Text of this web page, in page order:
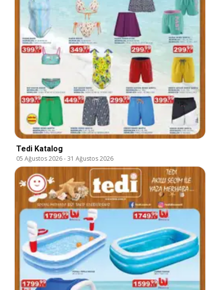
Tedi Katalog
05 Ağustos 2026-31 Ağustos 2026